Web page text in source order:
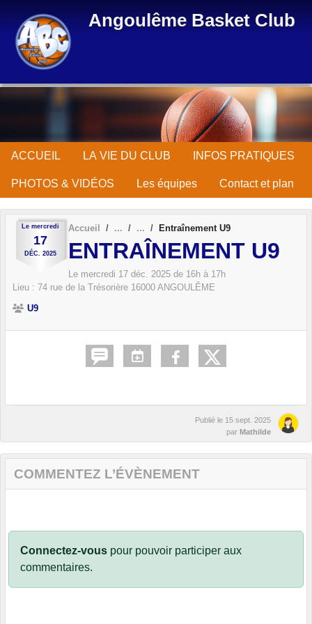
Angoulême Basket Club
ACCUEIL LA VIE DU CLUB INFOS PRATIQUES
PHOTOS & VIDÉOS Les équipes Contact et plan
Le mercredi
17
DÉC. 2025
Accueil Entraînement U9
ENTRAÎNEMENT U9
Le mercredi 17 déc. 2025 de 16h à 17h
Lieu : 74 rue de la Trésorière 16000 ANGOULÊME
U9
Publié le 15 sept. 2025
par Mathilde
COMMENTEZ L’ÉVÈNEMENT
Connectez-vous pour pouvoir participer aux
commentaires.